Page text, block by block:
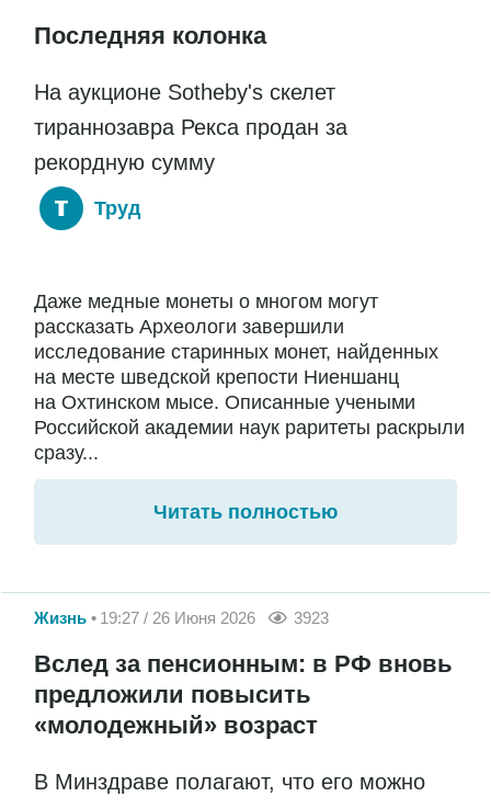
Последняя колонка
На аукционе Sotheby's скелет
тираннозавра Рекса продан за
рекордную сумму
Труд
Даже медные монеты о многом могут
рассказать Археологи завершили
исследование старинных монет, найденных
на месте шведской крепости Ниеншанц
на Охтинском мысе. Описанные учеными
Российской академии наук раритеты раскрыли
сразу...
Читать полностью
Жизнь 19:27 / 26 Июня 2026 3923
Вслед за пенсионным: в РФ вновь
предложили повысить
«молодежный» возраст
В Минздраве полагают, что его можно